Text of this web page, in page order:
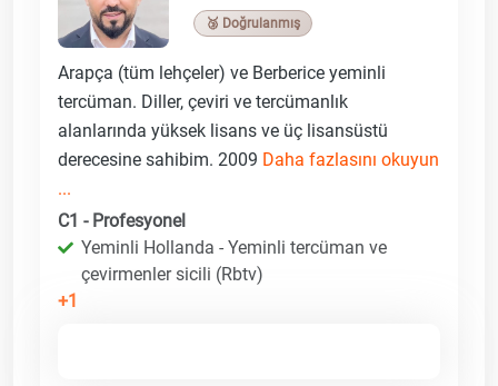
🥉 Doğrulanmış
Arapça (tüm lehçeler) ve Berberice yeminli
tercüman. Diller, çeviri ve tercümanlık
alanlarında yüksek lisans ve üç lisansüstü
derecesine sahibim. 2009 Daha fazlasını okuyun
...
C1 - Profesyonel
Yeminli Hollanda - Yeminli tercüman ve
çevirmenler sicili (Rbtv)
+1